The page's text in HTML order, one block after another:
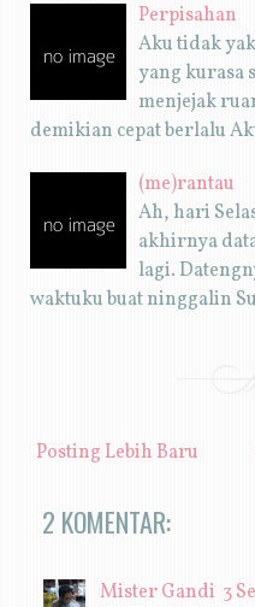
Perpisahan
Aku tidak
yang kurasa
menjejak
demikian cepat berlalu
(me)rantau
Ah, hari
akhirnya
lagi.
waktuku buat ninggalin
Posting Lebih Baru
2 KOMENTAR:
Mister Gandi 3